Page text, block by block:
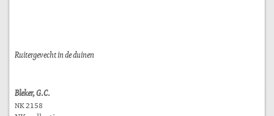
Ruitergevecht in de duinen
Bleker, G.C.
NK 2158